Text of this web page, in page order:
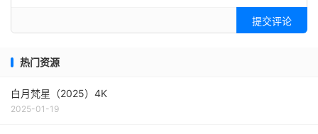
提交评论
热门资源
白月梵星（2025）4K
2025-01-19